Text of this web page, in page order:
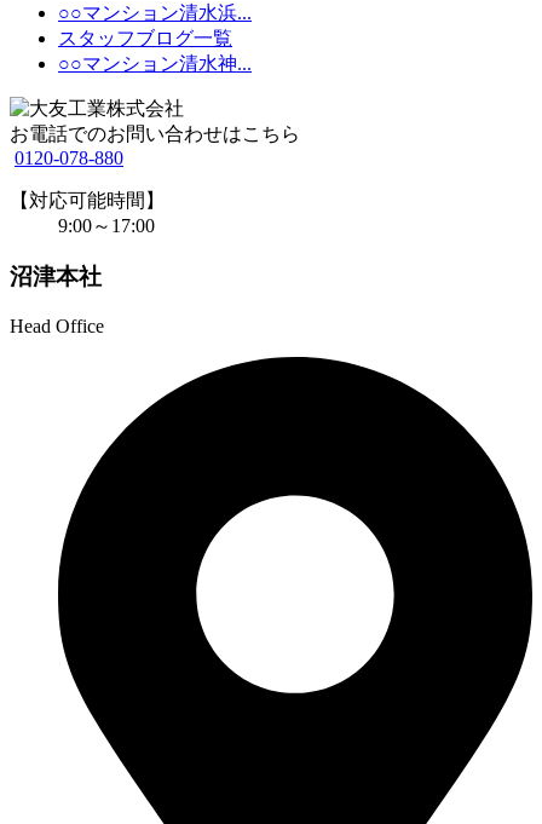
○○マンション清水浜...
スタッフブログ一覧
○○マンション清水神...
お電話でのお問い合わせはこちら
0120-078-880
【対応可能時間】
9:00～17:00
沼津本社
Head Office